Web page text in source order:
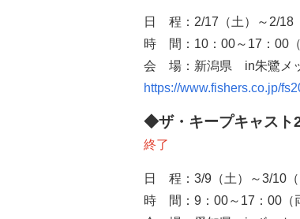
日 程： 2/17 （土）～ 2/18
時 間： 10 ： 00～ 17 ： 00
会 場：新潟県 in朱鷺メ
https://www.fishers.co.jp/
◆ザ・キープキャス
終了
日 程： 3/9 （土）～3/10
時 間： 9 ： 00～ 17 ： 00